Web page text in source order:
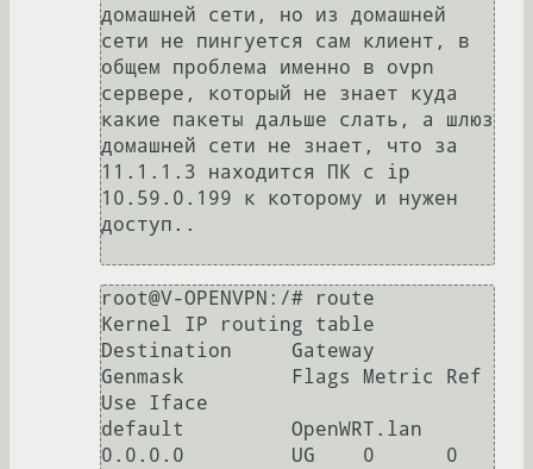
домашней сети, но из домашней
сети не пингуется сам клиент, в
общем проблема именно в ovpn
сервере, который не знает куда
какие пакеты дальше слать, а шлюз
домашней сети не знает, что за
11.1.1.3 находится ПК с ip
10.59.0.199 к которому и нужен
доступ..
root@V-OPENVPN:/# route
Kernel IP routing table
Destination     Gateway
Genmask         Flags Metric Ref
Use Iface
default         OpenWRT.lan
0.0.0.0         UG    0      0